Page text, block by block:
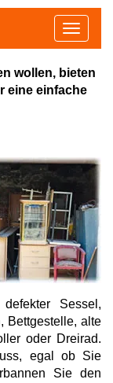
Toggle
wollen, bieten
eine einfache
Sessel,
Bettgestelle, alte
oder Dreirad.
egal ob Sie
Sie den